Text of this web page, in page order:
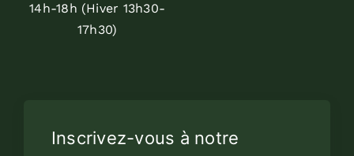
14h-18h (Hiver 13h30-
17h30)
Inscrivez-vous à notre